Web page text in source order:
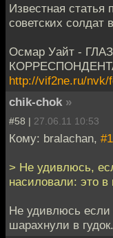
Известная статья
советских солдат
Осмар Уайт -
http://vif2ne.ru/nvk/
chik-chok »
#58 | 27.06.11 10:53
Кому: bralachan, #1
> Не удивлюсь,
насиловали: это в
Не удивлюсь если
шарахнули в гудок.